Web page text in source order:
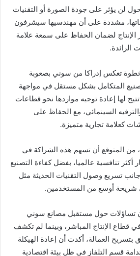
لن يؤثر على جودة الصورة أو التقنيات
مشددة على أن مهندسيها سيشرفون
لضمان الحفاظ على سمعة علامة
الرائدة.
تعكس إدراكا من سوني بصعوبة
المتكامل بشكل مستقل في مواجهة
تتيح لها إعادة توجيه مواردها نحو قطاعات
السينمائي، مع الحفاظ على
كعلامة تجارية متميزة.
من المتوقع أن تسهم هذه الشراكة في
تنافسية عالميا، بفضل كفاءة التصنيع
تسريع وصول التقنيات الحديثة مثل
شريحة أوسع من المستخدمين.
تساؤلات حول مستقبل مصانع سوني
قطاع الإنتاج المباشر، وبينما لم تكشف
العمالة، أكدت أن إعادة الهيكلة
قسم التلفاز في ظل بيئة اقتصادية